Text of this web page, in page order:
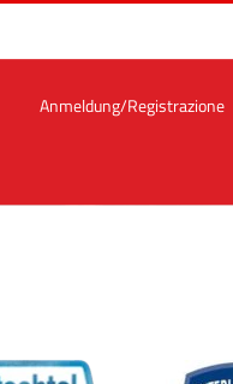
Anmeldung/Registrazione